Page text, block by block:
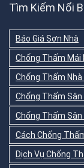
Tìm Kiếm Nổi
Báo Giá Sơn Nhà
Chống Thấm Mái
Chống Thấm Nhà
Chống Thấm
Chống Thấm
Cách Chống
Dịch Vụ Chống